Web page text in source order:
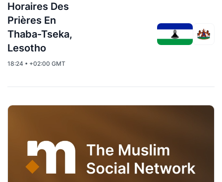
Horaires Des
Prières En
Thaba-Tseka,
Lesotho
18:24 • +02:00 GMT